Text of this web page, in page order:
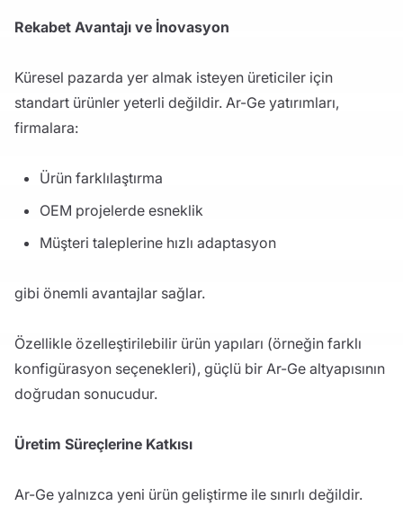
Rekabet Avantajı ve İnovasyon
Küresel pazarda yer almak isteyen üreticiler için
standart ürünler yeterli değildir. Ar-Ge yatırımları,
firmalara:
Ürün farklılaştırma
OEM projelerde esneklik
Müşteri taleplerine hızlı adaptasyon
gibi önemli avantajlar sağlar.
Özellikle özelleştirilebilir ürün yapıları (örneğin farklı
konfigürasyon seçenekleri), güçlü bir Ar-Ge altyapısının
doğrudan sonucudur.
Üretim Süreçlerine Katkısı
Ar-Ge yalnızca yeni ürün geliştirme ile sınırlı değildir.